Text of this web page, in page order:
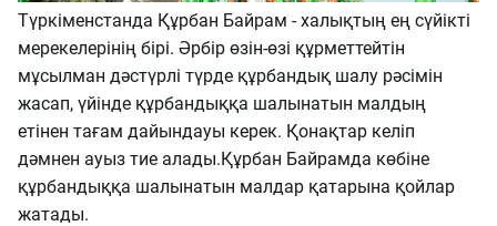
Түркіменстанда Құрбан Байрам - халықтың ең сүйікті
мерекелерінің бірі. Әрбір өзін-өзі құрметтейтін
мұсылман дәстүрлі түрде құрбандық шалу рәсімін
жасап, үйінде құрбандыққа шалынатын малдың
етінен тағам дайындауы керек. Қонақтар келіп
дәмнен ауыз тие алады.Құрбан Байрамда көбіне
құрбандыққа шалынатын малдар қатарына қойлар
жатады.